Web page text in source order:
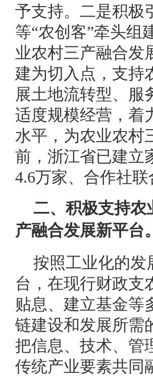
予支持。二是积极
等“农创客”牵头组
业农村三产融合发
建为切入点，支持
展土地流转型、服
适度规模经营，着
水平，为农业农村
前，浙江省已建立
4.6万家、合作社
二、积极支持农
产融合发展新平台。
按照工业化的发
台，在现行财政支
贴息、建立基金等
链建设和发展所需
把信息、技术、管
传统产业要素共同